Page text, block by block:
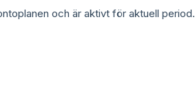
och är aktivt för aktuell period.